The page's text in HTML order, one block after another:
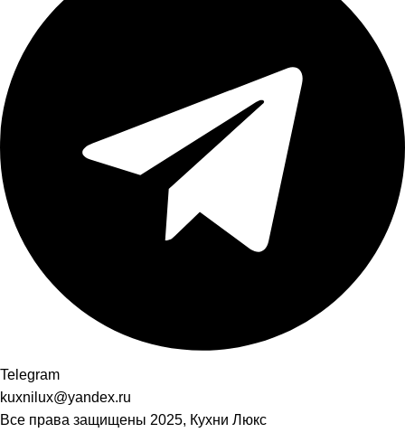
Telegram
kuxnilux@yandex.ru
Все права защищены 2025, Кухни Люкс